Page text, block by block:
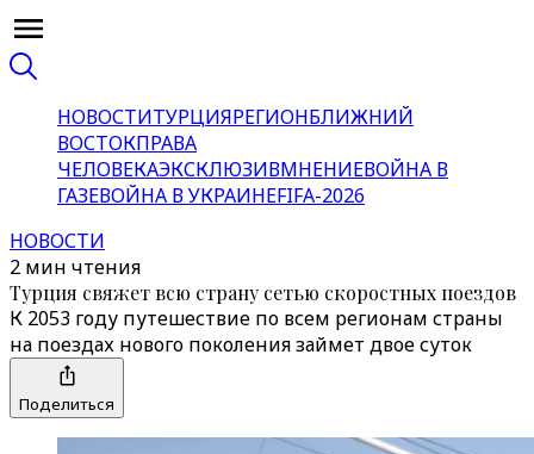
НОВОСТИТУРЦИЯРЕГИОНБЛИЖНИЙ
ВОСТОКПРАВА
ЧЕЛОВЕКАЭКСКЛЮЗИВМНЕНИЕВОЙНА В
ГАЗЕВОЙНА В УКРАИНЕFIFA-2026
НОВОСТИ
2 мин чтения
Турция свяжет всю страну сетью скоростных поездов
К 2053 году путешествие по всем регионам страны
на поездах нового поколения займет двое суток
Поделиться